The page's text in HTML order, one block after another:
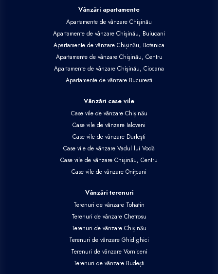
Vânzări apartamente
Apartamente de vânzare Chișinău
Apartamente de vânzare Chișinău, Buiucani
Apartamente de vânzare Chișinău, Botanica
Apartamente de vânzare Chișinău, Centru
Apartamente de vânzare Chișinău, Ciocana
Apartamente de vânzare Bucuresti
Vânzări case vile
Case vile de vânzare Chișinău
Case vile de vânzare Ialoveni
Case vile de vânzare Durlești
Case vile de vânzare Vadul lui Vodă
Case vile de vânzare Chișinău, Centru
Case vile de vânzare Onițcani
Vânzări terenuri
Terenuri de vânzare Tohatin
Terenuri de vânzare Chetrosu
Terenuri de vânzare Chișinău
Terenuri de vânzare Ghidighici
Terenuri de vânzare Vorniceni
Terenuri de vânzare Budești